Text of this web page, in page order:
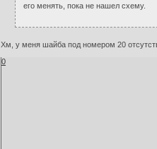
его менять, пока не нашел схему.
Хм, у меня шайба под номером 20
0